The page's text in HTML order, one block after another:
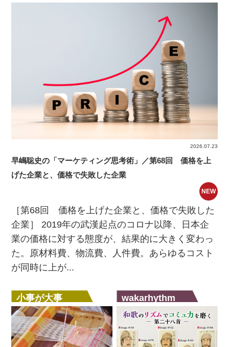
2026.07.23
早嶋聡史の「マーケティング思考術」／第68回 価格を上
げた企業と、価格で失敗した企業
NEW
［第68回 価格を上げた企業と、価格で失敗した
企業］ 2019年の武漢起点のコロナ以降、日本企
業の価格に対する態度が、結果的に大きく変わっ
た。原材料費、物流費、人件費。あらゆるコスト
が同時に上が...
小事が大事 wakarhythm